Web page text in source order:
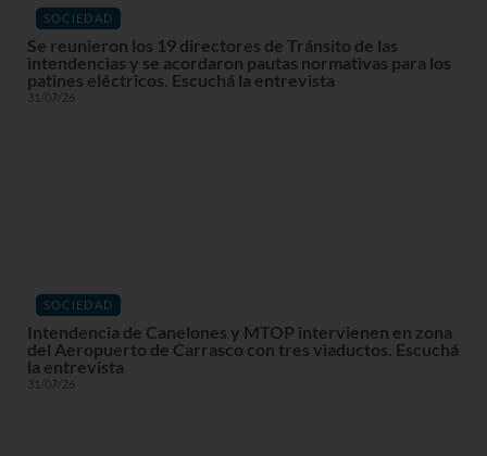
SOCIEDAD
Se reunieron los 19 directores de Tránsito de las
intendencias y se acordaron pautas normativas para los
patines eléctricos. Escuchá la entrevista
31/07/26
SOCIEDAD
Intendencia de Canelones y MTOP intervienen en zona
del Aeropuerto de Carrasco con tres viaductos. Escuchá
la entrevista
31/07/26